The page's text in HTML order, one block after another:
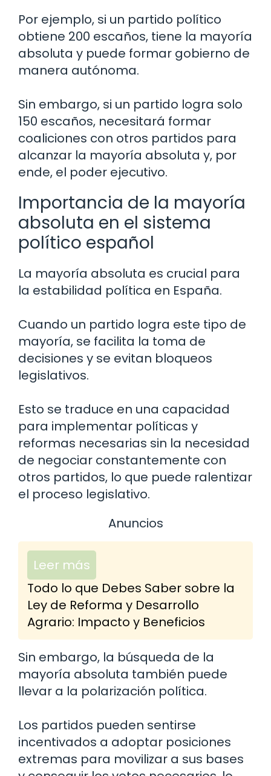
Por ejemplo, si un partido político
obtiene 200 escaños, tiene la mayoría
absoluta y puede formar gobierno de
manera autónoma.
Sin embargo, si un partido logra solo
150 escaños, necesitará formar
coaliciones con otros partidos para
alcanzar la mayoría absoluta y, por
ende, el poder ejecutivo.
Importancia de la mayoría
absoluta en el sistema
político español
La mayoría absoluta es crucial para
la estabilidad política en España.
Cuando un partido logra este tipo de
mayoría, se facilita la toma de
decisiones y se evitan bloqueos
legislativos.
Esto se traduce en una capacidad
para implementar políticas y
reformas necesarias sin la necesidad
de negociar constantemente con
otros partidos, lo que puede ralentizar
el proceso legislativo.
Anuncios
Leer más
Todo lo que Debes Saber sobre la
Ley de Reforma y Desarrollo
Agrario: Impacto y Beneficios
Sin embargo, la búsqueda de la
mayoría absoluta también puede
llevar a la polarización política.
Los partidos pueden sentirse
incentivados a adoptar posiciones
extremas para movilizar a sus bases